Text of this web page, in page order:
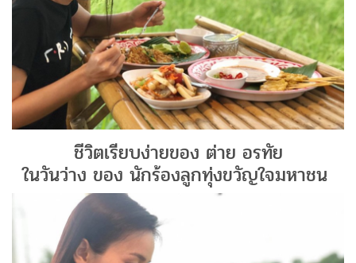
ชีวิตเรียบง่ายของ ต่าย อรทัย
ในวันว่าง ของ นักร้องลูกทุ่งขวัญใจมหาชน